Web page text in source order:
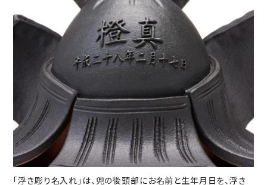
「浮き彫り名入れ」は、兜の後頭部にお名前と生年月日を、浮き